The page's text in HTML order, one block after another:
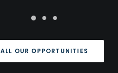
ALL OUR OPPORTUNITIES